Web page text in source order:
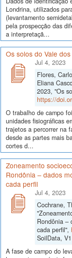
Londrina, utilizados
(levantamento
pela prospecção das
a interpretaçã...
Os solos do Vale
Jul 4, 2023
Flores,
Eliana
2023, "Os
https://
O trabalho de campo
unidades fisiográficas
trajetos a percorrer na
desde as partes mais
cortes d...
Zoneamento
Rondônia – dados
cada perfil
Jul 4, 2023
Cochrane,
Rondônia –
cada perfil",
SoilData, V1
A fase de campo do